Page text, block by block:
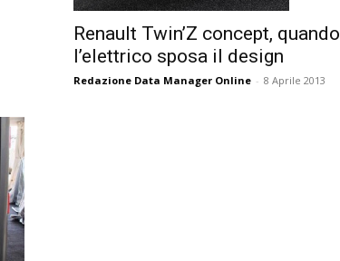
Renault Twin’Z concept, quando
l’elettrico sposa il design
Redazione Data Manager Online - 8 Aprile 2013